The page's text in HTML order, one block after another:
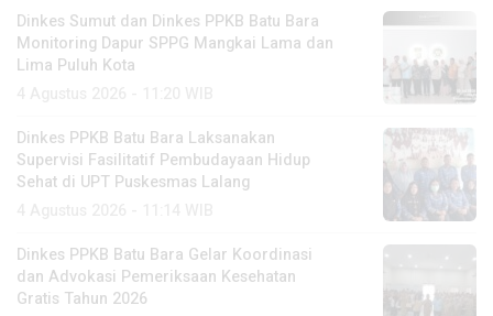
Dinkes Sumut dan Dinkes PPKB Batu Bara
Monitoring Dapur SPPG Mangkai Lama dan
Lima Puluh Kota
Dinkes PPKB Batu Bara Laksanakan
Supervisi Fasilitatif Pembudayaan Hidup
Sehat di UPT Puskesmas Lalang
Dinkes PPKB Batu Bara Gelar Koordinasi
dan Advokasi Pemeriksaan Kesehatan
Gratis Tahun 2026